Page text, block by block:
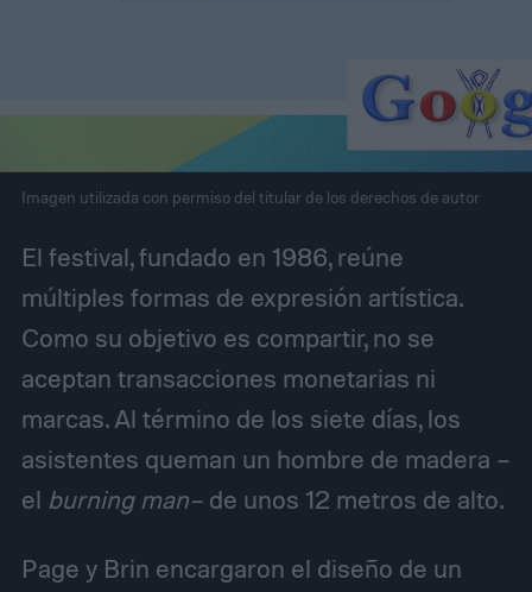
Imagen utilizada con permiso del titular de los derechos de autor
El festival, fundado en 1986, reúne
múltiples formas de expresión artística.
Como su objetivo es compartir, no se
aceptan transacciones monetarias ni
marcas. Al término de los siete días, los
asistentes queman un hombre de madera –
el burning man–de unos 12 metros de alto.
Page y Brin encargaron el diseño de un